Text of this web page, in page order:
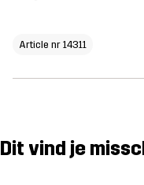
Article nr 14311
Dit vind je